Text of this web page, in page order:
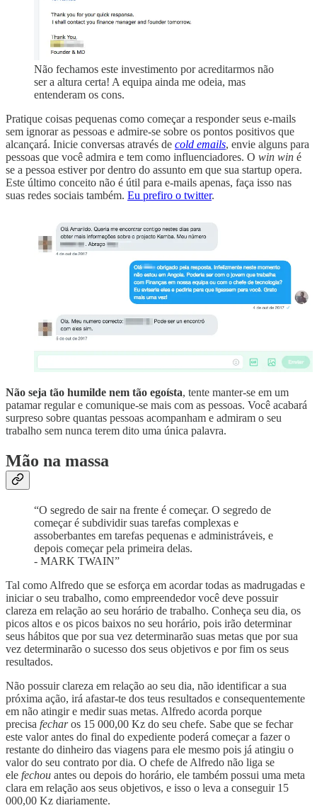
Não fechamos este investimento por acreditarmos não
ser a altura certa! A equipa ainda me odeia, mas
entenderam os cons.
Pratique coisas pequenas como começar a responder seus e-mails
sem ignorar as pessoas e admire-se sobre os pontos positivos que
alcançará. Inicie conversas através de cold emails, envie alguns para
pessoas que você admira e tem como influenciadores. O win win é
se a pessoa estiver por dentro do assunto em que sua startup opera.
Este último conceito não é útil para e-mails apenas, faça isso nas
suas redes sociais também. Eu prefiro o twitter.
Não seja tão humilde nem tão egoísta, tente manter-se em um
patamar regular e comunique-se mais com as pessoas. Você acabará
surpreso sobre quantas pessoas acompanham e admiram o seu
trabalho sem nunca terem dito uma única palavra.
Mão na massa
“O segredo de sair na frente é começar. O segredo de
começar é subdividir suas tarefas complexas e
assoberbantes em tarefas pequenas e administráveis, e
depois começar pela primeira delas.
- MARK TWAIN”
Tal como Alfredo que se esforça em acordar todas as madrugadas e
iniciar o seu trabalho, como empreendedor você deve possuir
clareza em relação ao seu horário de trabalho. Conheça seu dia, os
picos altos e os picos baixos no seu horário, pois irão determinar
seus hábitos que por sua vez determinarão suas metas que por sua
vez determinarão o sucesso dos seus objetivos e por fim os seus
resultados.
Não possuir clareza em relação ao seu dia, não identificar a sua
próxima ação, irá afastar-te dos teus resultados e consequentemente
em não atingir e medir suas metas. Alfredo acorda porque
precisa fecharos 15 000,00 Kz do seu chefe. Sabe que se fechar
este valor antes do final do expediente poderá começar a fazer o
restante do dinheiro das viagens para ele mesmo pois já atingiu o
valor do seu contrato por dia. O chefe de Alfredo não liga se
ele fechou antes ou depois do horário, ele também possui uma meta
clara em relação aos seus objetivos, e isso o leva a conseguir 15
000,00 Kz diariamente.